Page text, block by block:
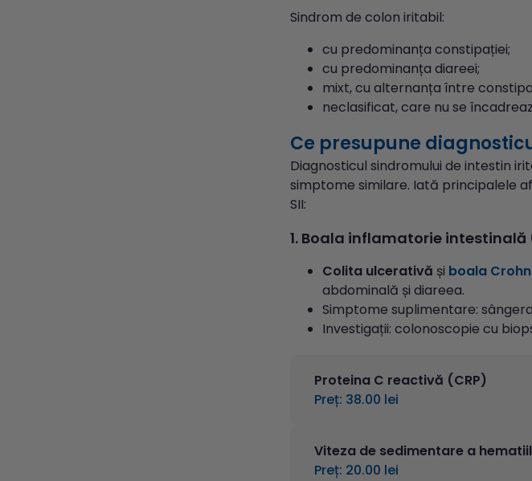
Sindrom de colon iritabil:
cu predominanța constipației;
cu predominanța diareei;
mixt, cu alternanța între
neclasificat, care nu se
Ce presupune
Diagnosticul sindromului de intestin
simptome similare. Iată principalele
SII:
1. Boala inflamatorie intestinală
Colita ulcerativă și boala Crohn
abdominală și diareea.
Simptome suplimentare:
Investigații: colonoscopie cu
Proteina C reactivă (CRP)
Preț: 38.00 lei
Viteza de sedimentare a
Preț: 20.00 lei